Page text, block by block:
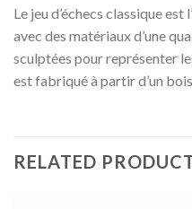
Le jeu d’échecs classique
avec des matériaux d’une
sculptées pour représenter
est fabriqué à partir d’un
RELATED